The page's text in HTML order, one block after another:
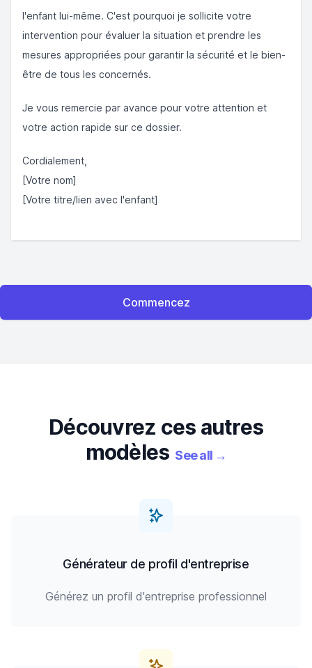
l'enfant lui-même. C'est pourquoi je sollicite votre
intervention pour évaluer la situation et prendre les
mesures appropriées pour garantir la sécurité et le bien-
être de tous les concernés.
Je vous remercie par avance pour votre attention et
votre action rapide sur ce dossier.
Cordialement,
[Votre nom]
[Votre titre/lien avec l'enfant]
Commencez
Découvrez ces autres
modèles See all →
Générateur de profil d'entreprise
Générez un profil d'entreprise professionnel